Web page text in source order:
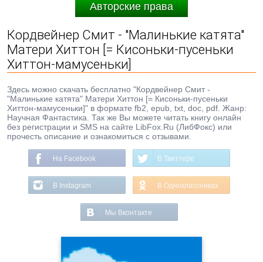
Авторские права
Кордвейнер Смит - "Малинькие катята"
Матери Хиттон [= Кисоньки-пусеньки
Хиттон-мамусеньки]
Здесь можно скачать бесплатно "Кордвейнер Смит -
"Малинькие катята" Матери Хиттон [= Кисоньки-пусеньки
Хиттон-мамусеньки]" в формате fb2, epub, txt, doc, pdf. Жанр:
Научная Фантастика. Так же Вы можете читать книгу онлайн
без регистрации и SMS на сайте LibFox.Ru (ЛибФокс) или
прочесть описание и ознакомиться с отзывами.
На Facebook В Твиттере
В Instagram В Одноклассниках
Мы Вконтакте